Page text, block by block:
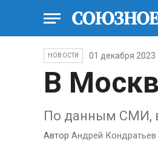
НОВОСТИ 01 декабря 2023
В
По данным СМИ, в
Автор Андрей Кондратьев